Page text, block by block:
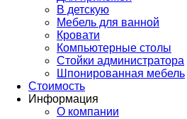
В детскую
Мебель для ванной
Кровати
Компьютерные столы
Стойки администратора
Шпонированная мебель
Стоимость
Информация
О компании